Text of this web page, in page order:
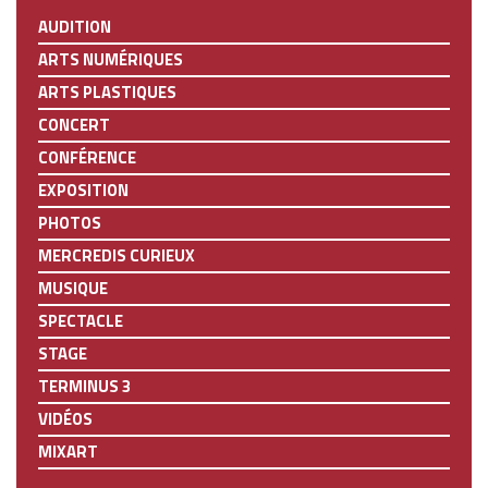
AUDITION
ARTS NUMÉRIQUES
ARTS PLASTIQUES
CONCERT
CONFÉRENCE
EXPOSITION
PHOTOS
MERCREDIS CURIEUX
MUSIQUE
SPECTACLE
STAGE
TERMINUS 3
VIDÉOS
MIXART